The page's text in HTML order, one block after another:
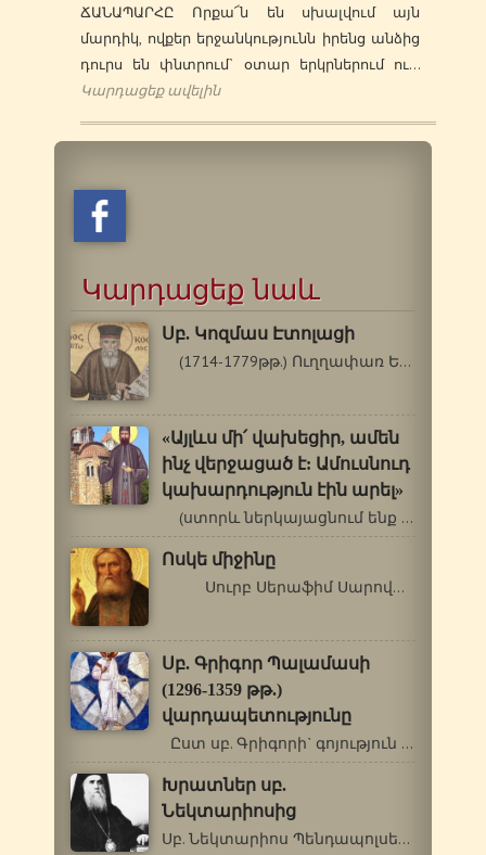
ՃԱՆԱՊԱՐՀԸ Որքա՜ն են սխալվում այն
մարդիկ, ովքեր երջանկությունն իրենց անձից
դուրս են փնտրում` օտար երկրներում ու…
Կարդացեք ավելին
Կարդացեք նաև
Սբ. Կոզմաս Էտոլացի
(1714-1779թթ.) Ուղղափառ Եկեղեցին…
«Այլևս մի՛ վախեցիր, ամեն
ինչ վերջացած է: Ամուսնուդ
կախարդություն էին արել»
(ստորև ներկայացնում ենք Հրաշագործ…
Ոսկե միջինը
Սուրբ Սերաֆիմ Սարովացի (1759-1833…
Սբ. Գրիգոր Պալամասի
(1296-1359 թթ.)
վարդապետությունը
Ըստ սբ. Գրիգորի` գոյություն ունեն…
Խրատներ սբ.
Նեկտարիոսից
Սբ. Նեկտարիոս Պենդապոլսեցի Տարորոշման1…